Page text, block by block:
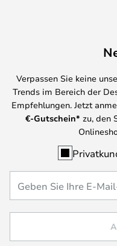
Verpassen Sie keine
Trends im Bereich der
Empfehlungen. Jetzt
€-Gutschein* zu, den